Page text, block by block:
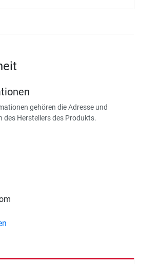
gehören die Adresse und
Herstellers des Produkts.